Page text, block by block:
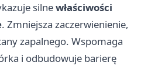
silnewłaściwości
. Zmniejsza zaczerwienienie,
zapalnego. Wspomaga
i odbudowuje barierę